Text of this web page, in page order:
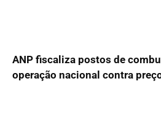
ANP fiscaliza postos de
operação nacional contra